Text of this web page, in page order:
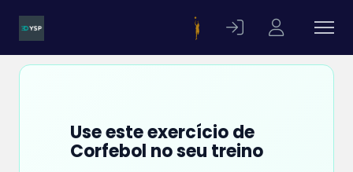
Use este exercício de
Corfebol no seu treino